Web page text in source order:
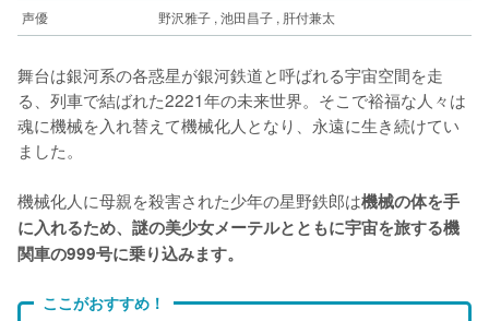
30. 『あずきちゃん』 1995年〜1998年
声優
野沢雅子 , 池田昌子 , 肝付兼太
舞台は銀河系の各惑星が銀河鉄道と呼ばれる宇宙空間を走
る、列車で結ばれた2221年の未来世界。そこで裕福な人々は
魂に機械を入れ替えて機械化人となり、永遠に生き続けてい
ました。
機械化人に母親を殺害された少年の星野鉄郎は機械の体を手
に入れるため、謎の美少女メーテルとともに宇宙を旅する機
関車の999号に乗り込みます。
ここがおすすめ！